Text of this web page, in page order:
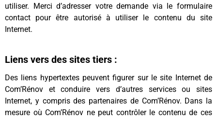
utiliser. Merci d’adresser votre demande via le formulaire
contact pour être autorisé à utiliser le contenu du site
Internet.
Liens vers des sites tiers :
Des liens hypertextes peuvent figurer sur le site Internet de
Com’Rénov et conduire vers d’autres services ou sites
Internet, y compris des partenaires de Com’Rénov. Dans la
mesure où Com’Rénov ne peut contrôler le contenu de ces